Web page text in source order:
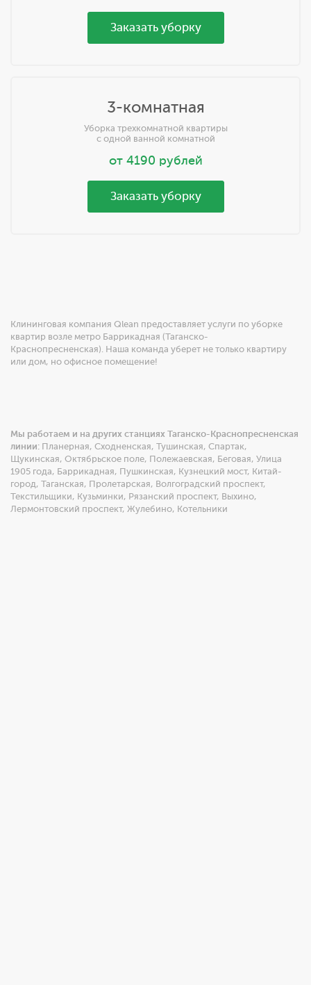
Заказать уборку
3-комнатная
Уборка трехкомнатной квартиры
с одной ванной комнатной
от 4190 рублей
Заказать уборку
Клининговая компания Qlean предоставляет услуги по уборке
квартир возле метро Баррикадная (Таганско-
Краснопресненская). Наша команда уберет не только квартиру
или дом, но офисное помещение!
Мы работаем и на других станциях Таганско-Краснопресненская
линии: Планерная, Сходненская, Тушинская, Спартак,
Щукинская, Октябрьское поле, Полежаевская, Беговая, Улица
1905 года, Баррикадная, Пушкинская, Кузнецкий мост, Китай-
город, Таганская, Пролетарская, Волгоградский проспект,
Текстильщики, Кузьминки, Рязанский проспект, Выхино,
Лермонтовский проспект, Жулебино, Котельники